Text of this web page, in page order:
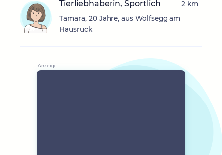
Tierliebhaberin, Sportlich
Tamara, 20 Jahre, aus Wolfsegg am
Hausruck
2 km